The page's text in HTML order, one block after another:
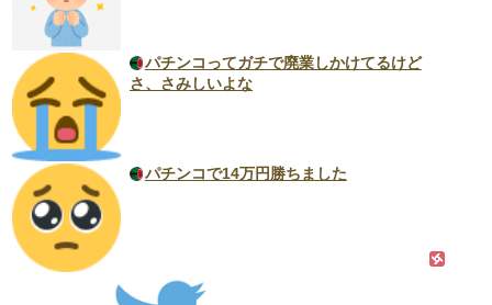
パチンコってガチで廃業しかけてるけど
さ、さみしいよな
パチンコで14万円勝ちました